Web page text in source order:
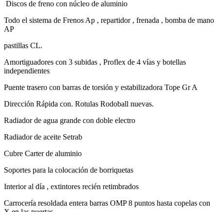
Todo el sistema de Frenos Ap , repartidor , frenada , bomba de mano
AP
pastillas CL.
Amortiguadores con 3 subidas , Proflex de 4 vías y botellas
independientes
Puente trasero con barras de torsión y estabilizadora Tope Gr A
Dirección Rápida con. Rotulas Rodoball nuevas.
Radiador de agua grande con doble electro
Radiador de aceite Setrab
Cubre Carter de aluminio
Soportes para la colocación de borriquetas
Interior al día , extintores recién retimbrados
Carrocería resoldada entera barras OMP 8 puntos hasta copelas con
X en las puertas .